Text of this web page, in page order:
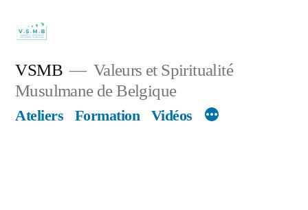
content
VSMB
Valeurs et Spiritualité
Musulmane de Belgique
Ateliers Formation Vidéos